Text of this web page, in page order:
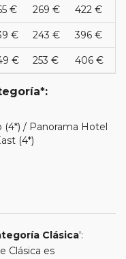
€ 269 € 422 €
€ 243 € 396 €
€ 253 € 406 €
(4*) / Panorama Hotel
(4*)
Clásica':
Clásica es